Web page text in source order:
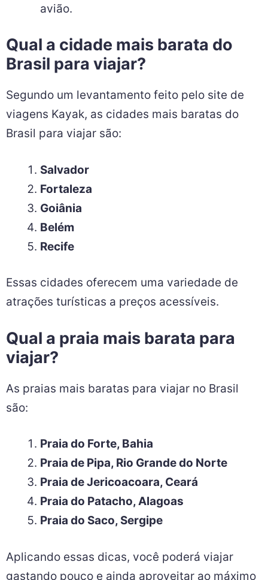
avião.
Qual a cidade mais barata do
Brasil para viajar?
Segundo um levantamento feito pelo site de
viagens Kayak, as cidades mais baratas do
Brasil para viajar são:
Salvador
Fortaleza
Goiânia
Belém
Recife
Essas cidades oferecem uma variedade de
atrações turísticas a preços acessíveis.
Qual a praia mais barata para
viajar?
As praias mais baratas para viajar no Brasil
são:
Praia do Forte, Bahia
Praia de Pipa, Rio Grande do Norte
Praia de Jericoacoara, Ceará
Praia do Patacho, Alagoas
Praia do Saco, Sergipe
Aplicando essas dicas, você poderá viajar
gastando pouco e ainda aproveitar ao máximo